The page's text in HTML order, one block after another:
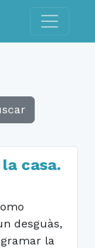
Toggle
casa.
desguàs,
la